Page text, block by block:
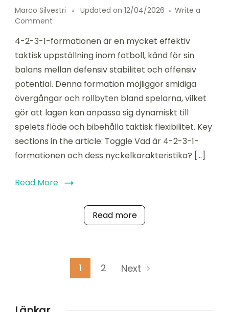
Marco Silvestri Updated on 12/04/2026
Write a
Comment
2-
3-
Formation:
Formationsflyt,
Rollutbyte,
Taktisk
flexibilitet
4-2-3-1-formationen är en mycket effektiv
taktisk uppställning inom fotboll, känd för sin
balans mellan defensiv stabilitet och offensiv
potential. Denna formation möjliggör smidiga
övergångar och rollbyten bland spelarna, vilket
gör att lagen kan anpassa sig dynamiskt till
spelets flöde och bibehålla taktisk flexibilitet. Key
sections in the article: Toggle Vad är 4-2-3-1-
formationen och dess nyckelkarakteristika? […]
Read More
Read more
Page
1 Page
2 Next